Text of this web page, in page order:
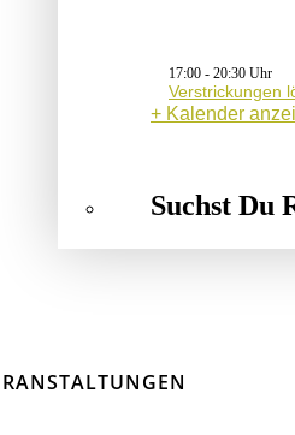
17:00 - 20:30
Verstrickungen
Kalender
Suchst Du